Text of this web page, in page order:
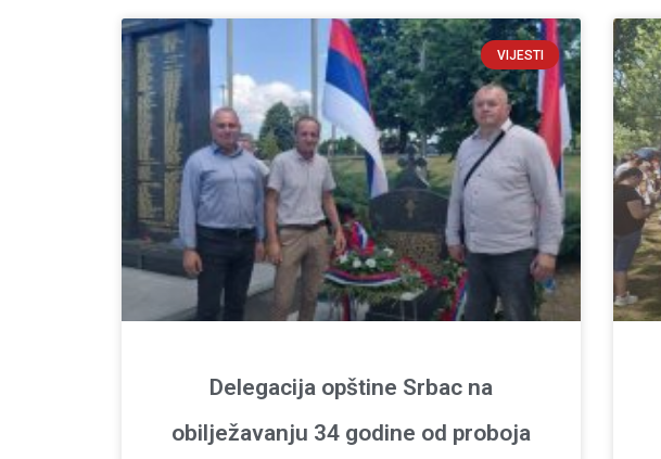
VIJESTI
Delegacija opštine Srbac na
obilježavanju 34 godine od proboja